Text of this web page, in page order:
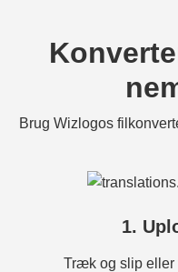
Brug Wizlogos
1.
Træk og slip eller